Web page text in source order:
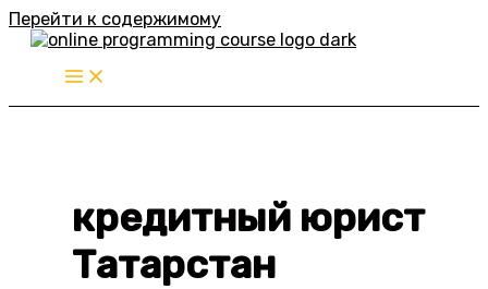
Перейти к содержимому
кредитный юрист
Татарстан